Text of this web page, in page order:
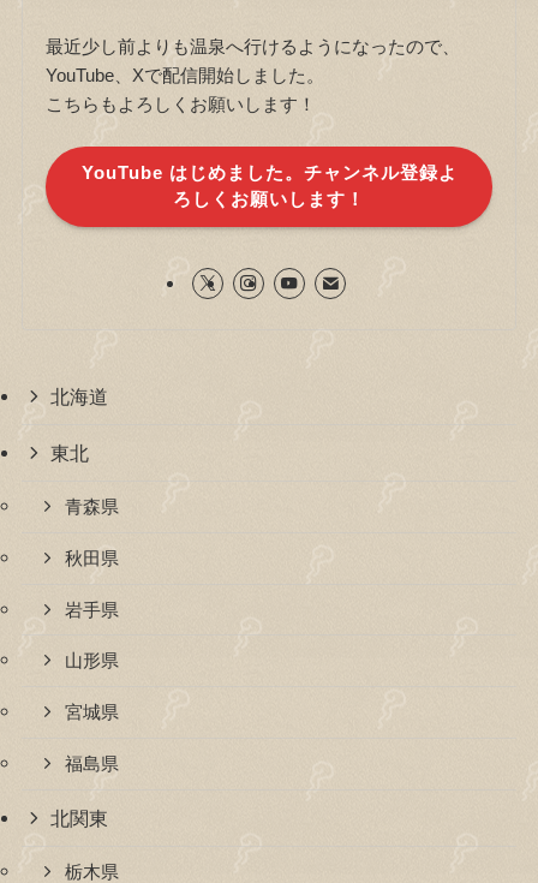
最近少し前よりも温泉へ行けるようになったので、
YouTube、Xで配信開始しました。
こちらもよろしくお願いします！
YouTube はじめました。チャンネル登録よ
ろしくお願いします！
北海道
東北
青森県
秋田県
岩手県
山形県
宮城県
福島県
北関東
栃木県